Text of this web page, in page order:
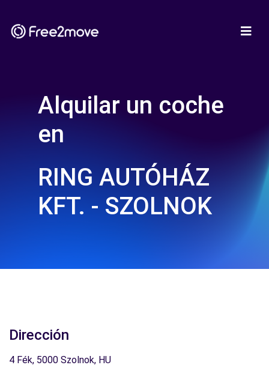
Alquilar un coche
en
RING AUTÓHÁZ
KFT. - SZOLNOK
Dirección
4 Fék, 5000 Szolnok, HU